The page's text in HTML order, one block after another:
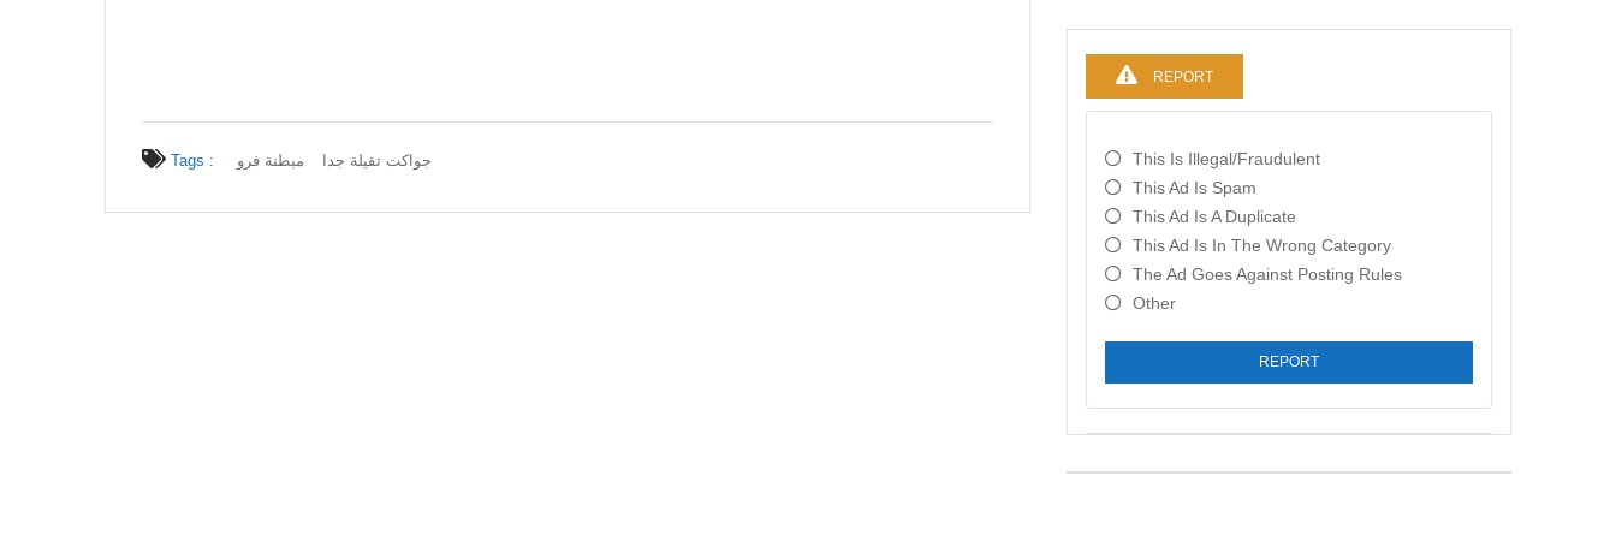
Tags : جواكت تقيلة جدا مبطنة فرو
REPORT
This Is Illegal/fraudulent
This Ad Is Spam
This Ad Is A Duplicate
This Ad Is In The Wrong Category
The Ad Goes Against Posting Rules
Other
REPORT